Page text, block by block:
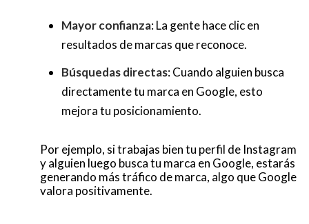
Mayor confianza: La gente hace clic en
resultados de marcas que reconoce.
Búsquedas directas: Cuando alguien busca
directamente tu marca en Google, esto
mejora tu posicionamiento.
Por ejemplo, si trabajas bien tu perfil de Instagram
y alguien luego busca tu marca en Google, estarás
generando más tráfico de marca, algo que Google
valora positivamente.